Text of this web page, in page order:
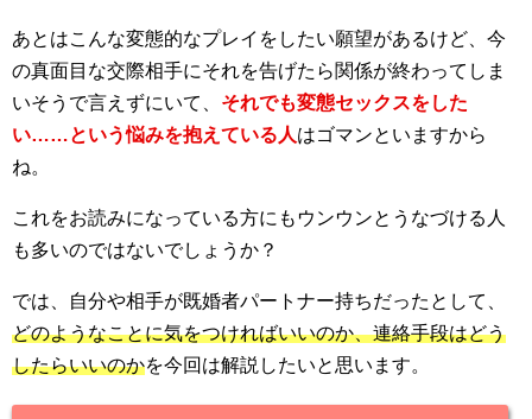
あとはこんな変態的なプレイをしたい願望があるけど、今
の真面目な交際相手にそれを告げたら関係が終わってしま
いそうで言えずにいて、 それでも変態セックスをした
い……という悩みを抱えている人はゴマンといますから
ね。
これをお読みになっている方にもウンウンとうなづける人
も多いのではないでしょうか？
では、自分や相手が既婚者パートナー持ちだったとして、
どのようなことに気をつければいいのか、連絡手段はどう
したらいいのかを今回は解説したいと思います。